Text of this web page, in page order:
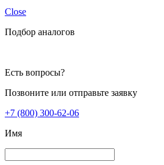
Close
Подбор аналогов
Есть вопросы?
Позвоните или отправьте заявку
+7 (800) 300-62-06
Имя